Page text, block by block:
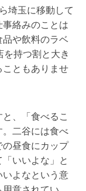
埼玉に移動して
絡みのことは
や飲料のラベ
を持つ割と大き
こともありませ
、「食べるこ
。二谷には食べ
昼食にカップ
いいよな」と
いよなという意